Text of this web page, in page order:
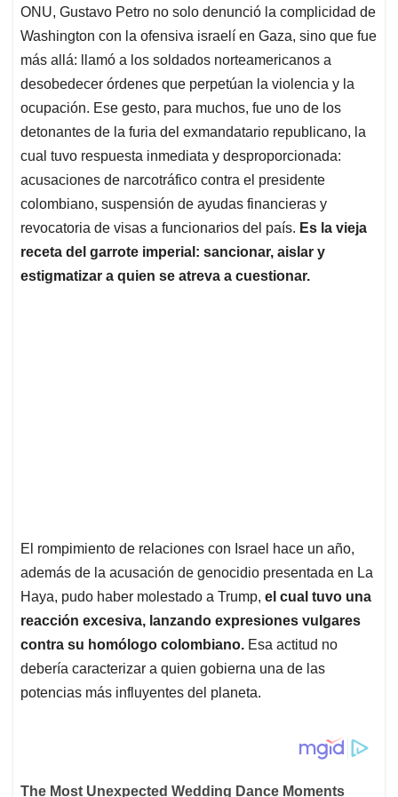
ONU, Gustavo Petro no solo denunció la complicidad de
Washington con la ofensiva israelí en Gaza, sino que fue
más allá: llamó a los soldados norteamericanos a
desobedecer órdenes que perpetúan la violencia y la
ocupación. Ese gesto, para muchos, fue uno de los
detonantes de la furia del exmandatario republicano, la
cual tuvo respuesta inmediata y desproporcionada:
acusaciones de narcotráfico contra el presidente
colombiano, suspensión de ayudas financieras y
revocatoria de visas a funcionarios del país. Es la vieja
receta del garrote imperial: sancionar, aislar y
estigmatizar a quien se atreva a cuestionar.
El rompimiento de relaciones con Israel hace un año,
además de la acusación de genocidio presentada en La
Haya, pudo haber molestado a Trump, el cual tuvo una
reacción excesiva, lanzando expresiones vulgares
contra su homólogo colombiano. Esa actitud no
debería caracterizar a quien gobierna una de las
potencias más influyentes del planeta.